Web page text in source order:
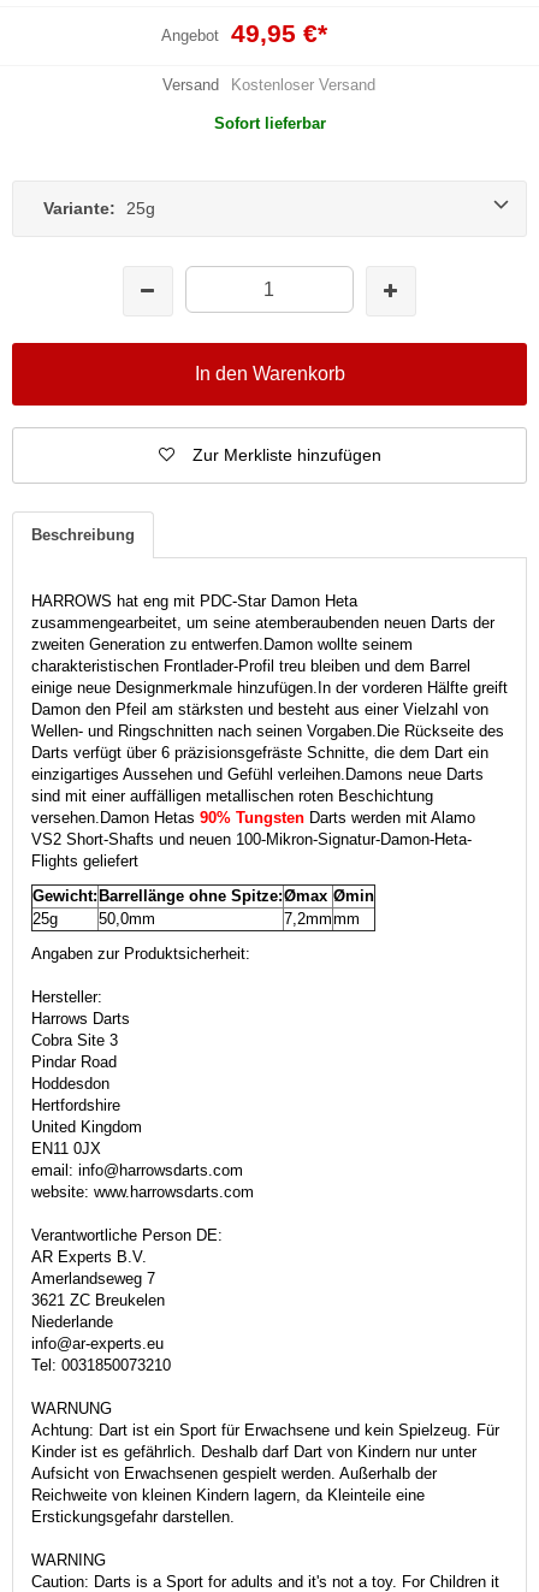
Angebot 49,95 €*
Versand Kostenloser Versand
Sofort lieferbar
Variante: 25g
In den Warenkorb
Zur Merkliste hinzufügen
Beschreibung
HARROWS hat eng mit PDC-Star Damon Heta
zusammengearbeitet, um seine atemberaubenden neuen Darts der
zweiten Generation zu entwerfen. Damon wollte seinem
charakteristischen Frontlader-Profil treu bleiben und dem Barrel
einige neue Designmerkmale hinzufügen. In der vorderen Hälfte greift
Damon den Pfeil am stärksten und besteht aus einer Vielzahl von
Wellen- und Ringschnitten nach seinen Vorgaben. Die Rückseite des
Darts verfügt über 6 präzisionsgefräste Schnitte, die dem Dart ein
einzigartiges Aussehen und Gefühl verleihen. Damons neue Darts
sind mit einer auffälligen metallischen roten Beschichtung
versehen. Damon Hetas 90% Tungsten Darts werden mit Alamo
VS2 Short-Shafts und neuen 100-Mikron-Signatur-Damon-Heta-
Flights geliefert
Gewicht:Barrellänge ohne Spitze:Ømax Ømin
25g
50,0mm 7,2mmmm
Angaben zur Produktsicherheit:
Hersteller:
Harrows Darts
Cobra Site 3
Pindar Road
Hoddesdon
Hertfordshire
United Kingdom
EN11 0JX
email: info@harrowsdarts.com
website: www.harrowsdarts.com
Verantwortliche Person DE:
AR Experts B.V.
Amerlandseweg 7
3621 ZC Breukelen
Niederlande
info@ar-experts.eu
Tel: 0031850073210
WARNUNG
Achtung: Dart ist ein Sport für Erwachsene und kein Spielzeug. Für
Kinder ist es gefährlich. Deshalb darf Dart von Kindern nur unter
Aufsicht von Erwachsenen gespielt werden. Außerhalb der
Reichweite von kleinen Kindern lagern, da Kleinteile eine
Erstickungsgefahr darstellen.
WARNING
Caution: Darts is a Sport for adults and it's not a toy. For Children it